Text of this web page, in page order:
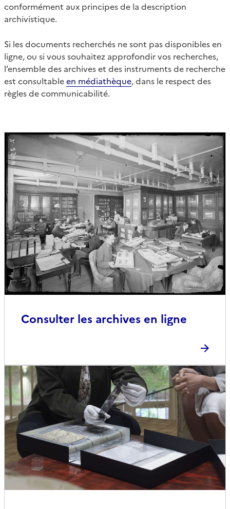
conformément aux principes de la description
archivistique.
Si les documents recherchés ne sont pas disponibles en
ligne, ou si vous souhaitez approfondir vos recherches,
l’ensemble des archives et des instruments de recherche
est consultableen médiathèque, dans le respect des
règles de communicabilité.
Consulter les archives en ligne